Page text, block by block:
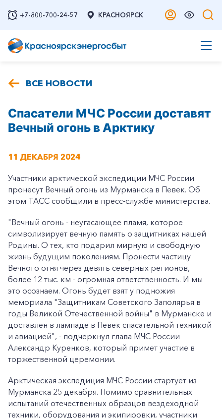
+7-800-700-24-57 КРАСНОЯРСК
ВСЕ НОВОСТИ
Спасатели МЧС России доставят
Вечный огонь в Арктику
11 ДЕКАБРЯ 2024
Участники арктической экспедиции МЧС России
пронесут Вечный огонь из Мурманска в Певек. Об
этом ТАСС сообщили в пресс-службе министерства.
"Вечный огонь - неугасающее пламя, которое
символизирует вечную память о защитниках нашей
Родины. О тех, кто подарил мирную и свободную
жизнь будущим поколениям. Пронести частицу
Вечного огня через девять северных регионов,
более 12 тыс. км - огромная ответственность. И мы
это осознаем. Огонь будет взят у подножия
мемориала "Защитникам Советского Заполярья в
годы Великой Отечественной войны" в Мурманске и
доставлен в лампаде в Певек спасательной техникой
и авиацией", - подчеркнул глава МЧС России
Александр Куренков, который примет участие в
торжественной церемонии.
Арктическая экспедиция МЧС России стартует из
Мурманска 25 декабря. Помимо сравнительных
испытаний отечественных образцов вездеходной
техники, оборудования и экипировки, участники